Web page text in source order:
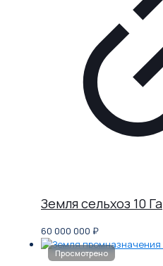
Земля сельхоз 10 Га
60 000 000 ₽